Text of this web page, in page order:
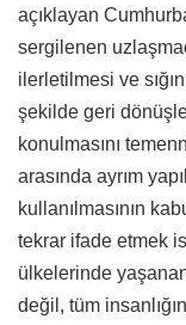
açıklayan
sergilenen
ilerletilmesi ve
şekilde geri
konulmasını
arasında ayrım
kullanılmasının
tekrar ifade etmek
ülkelerinde
değil, tüm